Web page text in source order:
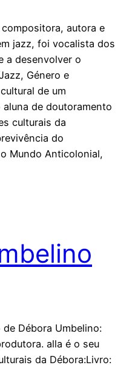
autora e
jazz, foi vocalista dos
a desenvolver o
Género e
de um
de doutoramento
culturais da
do
Mundo Anticolonial,
Débora Umbelino:
alla é o seu
da Débora:Livro: